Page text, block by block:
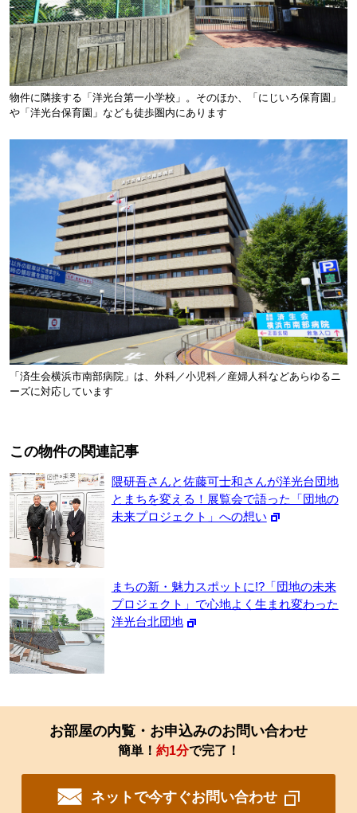
物件に隣接する「洋光台第一小学校」。そのほか、「にじいろ保育園」
や「洋光台保育園」なども徒歩圏内にあります
「済生会横浜市南部病院」は、外科／小児科／産婦人科などあらゆるニ
ーズに対応しています
この物件の関連記事
隈研吾さんと佐藤可士和さんが洋光台団地
とまちを変える！展覧会で語った「団地の
未来プロジェクト」への想い
まちの新・魅力スポットに!?「団地の未来
プロジェクト」で心地よく生まれ変わった
洋光台北団地
お部屋の内覧・お申込みのお問い合わせ
簡単！ 約1分で完了！
ネットで今すぐお問い合わせ